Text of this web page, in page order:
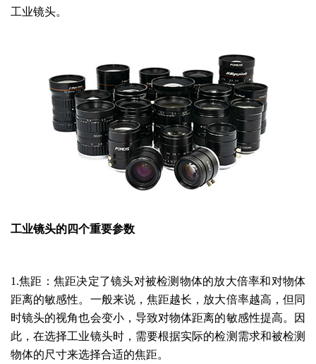
工业镜头。
工业镜头的四个重要参数
1.焦距：焦距决定了镜头对被检测物体的放大倍率和对物体
距离的敏感性。一般来说，焦距越长，放大倍率越高，但同
时镜头的视角也会变小，导致对物体距离的敏感性提高。因
此，在选择工业镜头时，需要根据实际的检测需求和被检测
物体的尺寸来选择合适的焦距。